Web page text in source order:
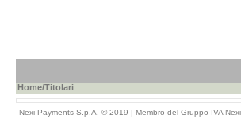
Home/Titolari
Nexi Payments S.p.A. © 2019 | Membro del Gruppo IVA